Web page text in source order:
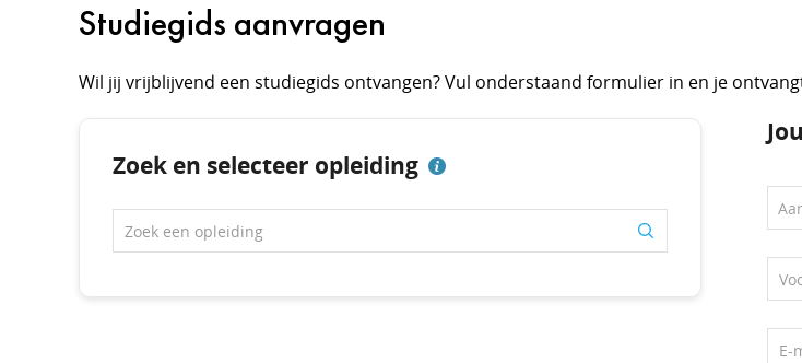
Studiegids aanvragen
Wil jij vrijblijvend een studiegids ontvangen? Vul onderstaand formulier in en je
Zoek en selecteer opleiding
Zoek een opleiding
E-